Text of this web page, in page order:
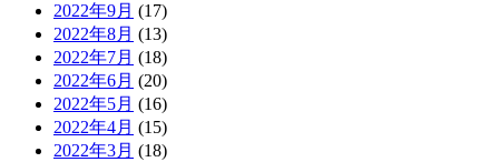
2022年9月 (17)
2022年8月 (13)
2022年7月 (18)
2022年6月 (20)
2022年5月 (16)
2022年4月 (15)
2022年3月 (18)